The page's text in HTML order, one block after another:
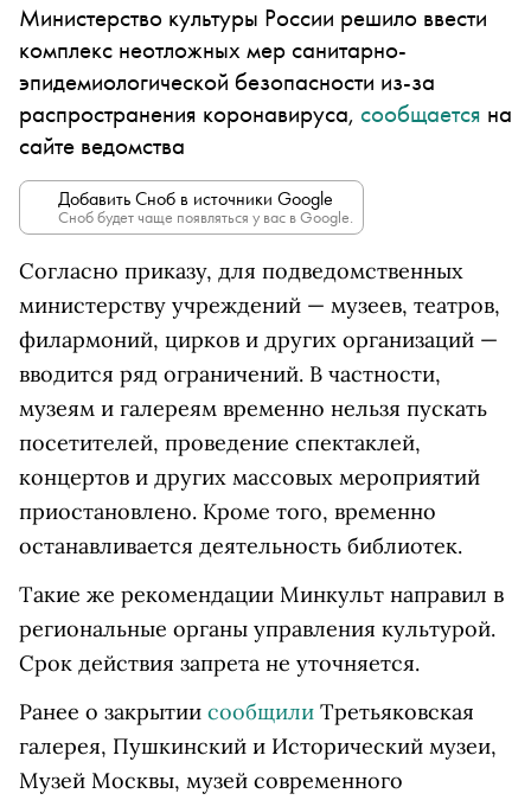
Министерство культуры России решило ввести
комплекс неотложных мер санитарно-
эпидемиологической безопасности из-за
распространения коронавируса, сообщается на
сайте ведомства
Добавить Сноб в источники Google
Сноб будет чаще появляться у вас в Google.
Согласно приказу, для подведомственных
министерству учреждений — музеев, театров,
филармоний, цирков и других организаций —
вводится ряд ограничений. В частности,
музеям и галереям временно нельзя пускать
посетителей, проведение спектаклей,
концертов и других массовых мероприятий
приостановлено. Кроме того, временно
останавливается деятельность библиотек.
Такие же рекомендации Минкульт направил в
региональные органы управления культурой.
Срок действия запрета не уточняется.
Ранее о закрытии сообщили Третьяковская
галерея, Пушкинский и Исторический музеи,
Музей Москвы, музей современного